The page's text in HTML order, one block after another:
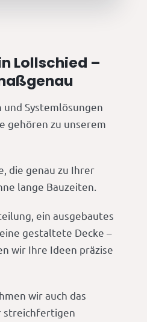
Lollschied –
Systemlösungen
gehören zu unserem
die genau zu Ihrer
lange Bauzeiten.
ein ausgebautes
gestaltete Decke –
wir Ihre Ideen präzise
wir auch das
streichfertigen